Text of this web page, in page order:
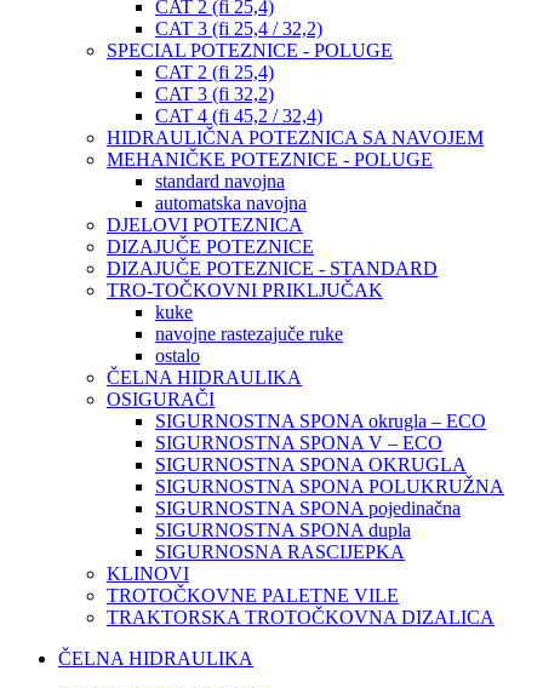
CAT 2 (fi 25,4)
CAT 3 (fi 25,4 / 32,2)
SPECIAL POTEZNICE - POLUGE
CAT 2 (fi 25,4)
CAT 3 (fi 32,2)
CAT 4 (fi 45,2 / 32,4)
HIDRAULIČNA POTEZNICA SA NAVOJEM
MEHANIČKE POTEZNICE - POLUGE
standard navojna
automatska navojna
DJELOVI POTEZNICA
DIZAJUČE POTEZNICE
DIZAJUČE POTEZNICE - STANDARD
TRO-TOČKOVNI PRIKLJUČAK
kuke
navojne rastezajuče ruke
ostalo
ČELNA HIDRAULIKA
OSIGURAČI
SIGURNOSTNA SPONA okrugla – ECO
SIGURNOSTNA SPONA V – ECO
SIGURNOSTNA SPONA OKRUGLA
SIGURNOSTNA SPONA POLUKRUŽNA
SIGURNOSTNA SPONA pojedinačna
SIGURNOSTNA SPONA dupla
SIGURNOSNA RASCIJEPKA
KLINOVI
TROTOČKOVNE PALETNE VILE
TRAKTORSKA TROTOČKOVNA DIZALICA
ČELNA HIDRAULIKA